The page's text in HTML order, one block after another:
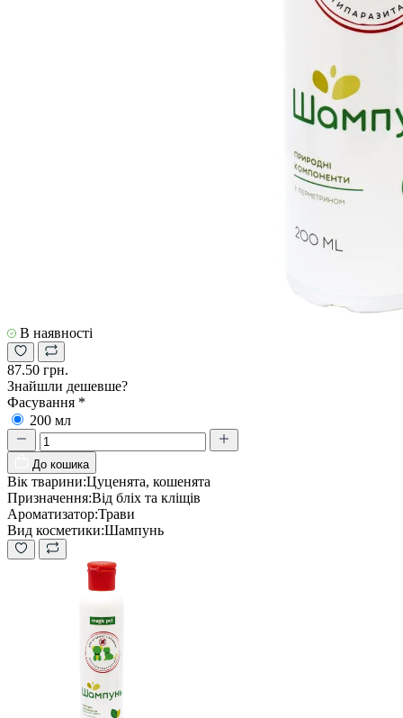
В наявності
87.50 грн.
Знайшли дешевше?
Фасування *
200 мл
До кошика
Вік тварини:Цуценята, кошенята
Призначення:Від бліх та кліщів
Ароматизатор:Трави
Вид косметики:Шампунь